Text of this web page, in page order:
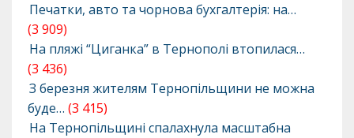
Печатки, авто та чорнова бухгалтерія: на…
(3 909)
На пляжі “Циганка” в Тернополі втопилася…
(3 436)
З березня жителям Тернопільщини не можна
буде… (3 415)
На Тернопільщині спалахнула масштабна